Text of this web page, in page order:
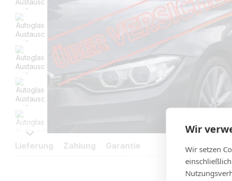
Lieferung Zahlung Garantie
Wir
Wir setzen